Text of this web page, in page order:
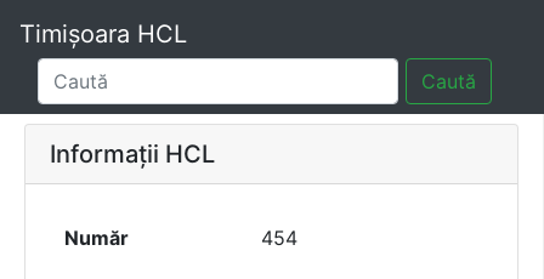
Timișoara HCL
Caută
Informații HCL
Număr 454